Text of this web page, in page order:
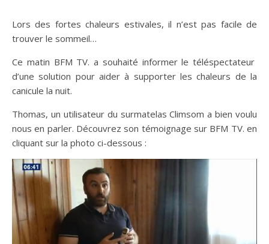
Lors des fortes chaleurs estivales, il n’est pas facile de
trouver le sommeil…
Ce matin BFM TV. a souhaité informer le téléspectateur
d’une solution pour aider à supporter les chaleurs de la
canicule la nuit.
Thomas, un utilisateur du surmatelas Climsom a bien voulu
nous en parler. Découvrez son témoignage sur BFM TV. en
cliquant sur la photo ci-dessous :